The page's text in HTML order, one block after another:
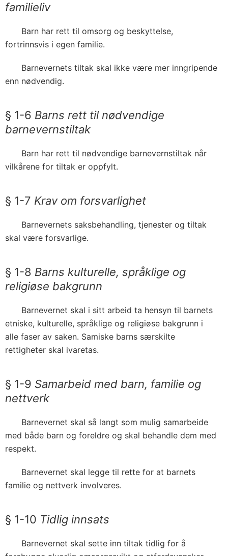
familieliv
Barn har rett til omsorg og beskyttelse,
fortrinnsvis i egen familie.
Barnevernets tiltak skal ikke være mer inngripende
enn nødvendig.
§ 1-6 Barns rett til nødvendige
barnevernstiltak
Barn har rett til nødvendige barnevernstiltak når
vilkårene for tiltak er oppfylt.
§ 1-7 Krav om forsvarlighet
Barnevernets saksbehandling, tjenester og tiltak
skal være forsvarlige.
§ 1-8 Barns kulturelle, språklige og
religiøse bakgrunn
Barnevernet skal i sitt arbeid ta hensyn til barnets
etniske, kulturelle, språklige og religiøse bakgrunn i
alle faser av saken. Samiske barns særskilte
rettigheter skal ivaretas.
§ 1-9 Samarbeid med barn, familie og
nettverk
Barnevernet skal så langt som mulig samarbeide
med både barn og foreldre og skal behandle dem med
respekt.
Barnevernet skal legge til rette for at barnets
familie og nettverk involveres.
§ 1-10 Tidlig innsats
Barnevernet skal sette inn tiltak tidlig for å